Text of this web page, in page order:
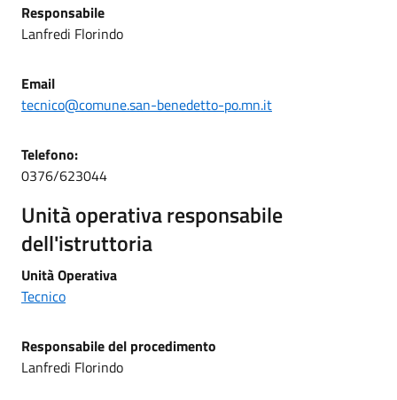
Responsabile
Lanfredi Florindo
Email
tecnico@comune.san-benedetto-po.mn.it
Telefono:
0376/623044
Unità operativa responsabile
dell'istruttoria
Unità Operativa
Tecnico
Responsabile del procedimento
Lanfredi Florindo